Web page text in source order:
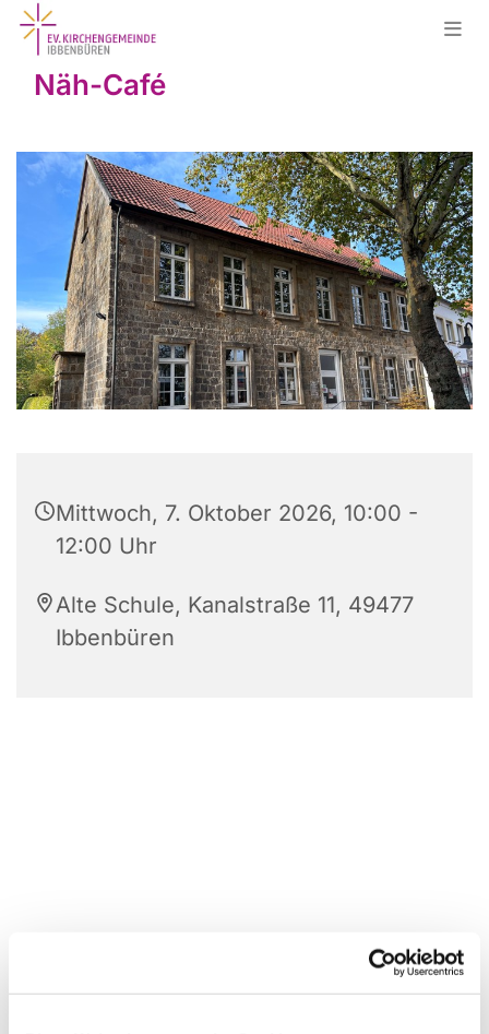
Näh-Café
Mittwoch, 7. Oktober 2026, 10:00 -
12:00 Uhr
Alte Schule, Kanalstraße 11, 49477
Ibbenbüren